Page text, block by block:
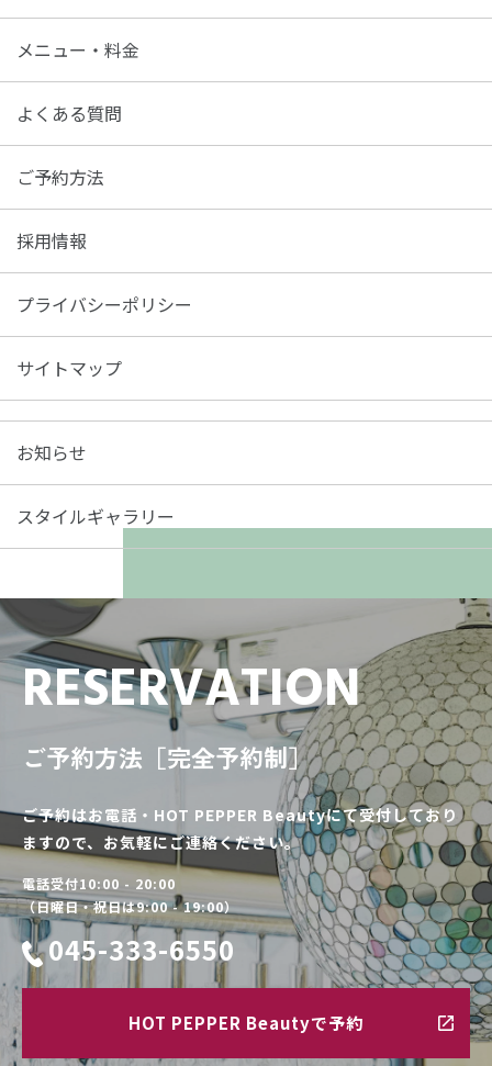
メニュー・料金
よくある質問
ご予約方法
採用情報
プライバシーポリシー
サイトマップ
お知らせ
スタイルギャラリー
RESERVATION
ご予約方法［完全予約制］
ご予約はお電話・HOT PEPPER Beautyにて受付しており
ますので、お気軽にご連絡ください。
電話受付10:00 - 20:00
（日曜日・祝日は9:00 - 19:00）
045-333-6550
HOT PEPPER Beautyで予約